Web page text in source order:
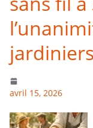
avril 15, 2026